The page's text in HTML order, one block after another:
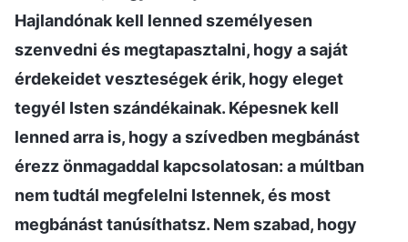
Hajlandónak kell lenned személyesen
szenvedni és megtapasztalni, hogy a saját
érdekeidet veszteségek érik, hogy eleget
tegyél Isten szándékainak. Képesnek kell
lenned arra is, hogy a szívedben megbánást
érezz önmagaddal kapcsolatosan: a múltban
nem tudtál megfelelni Istennek, és most
megbánást tanúsíthatsz. Nem szabad, hogy